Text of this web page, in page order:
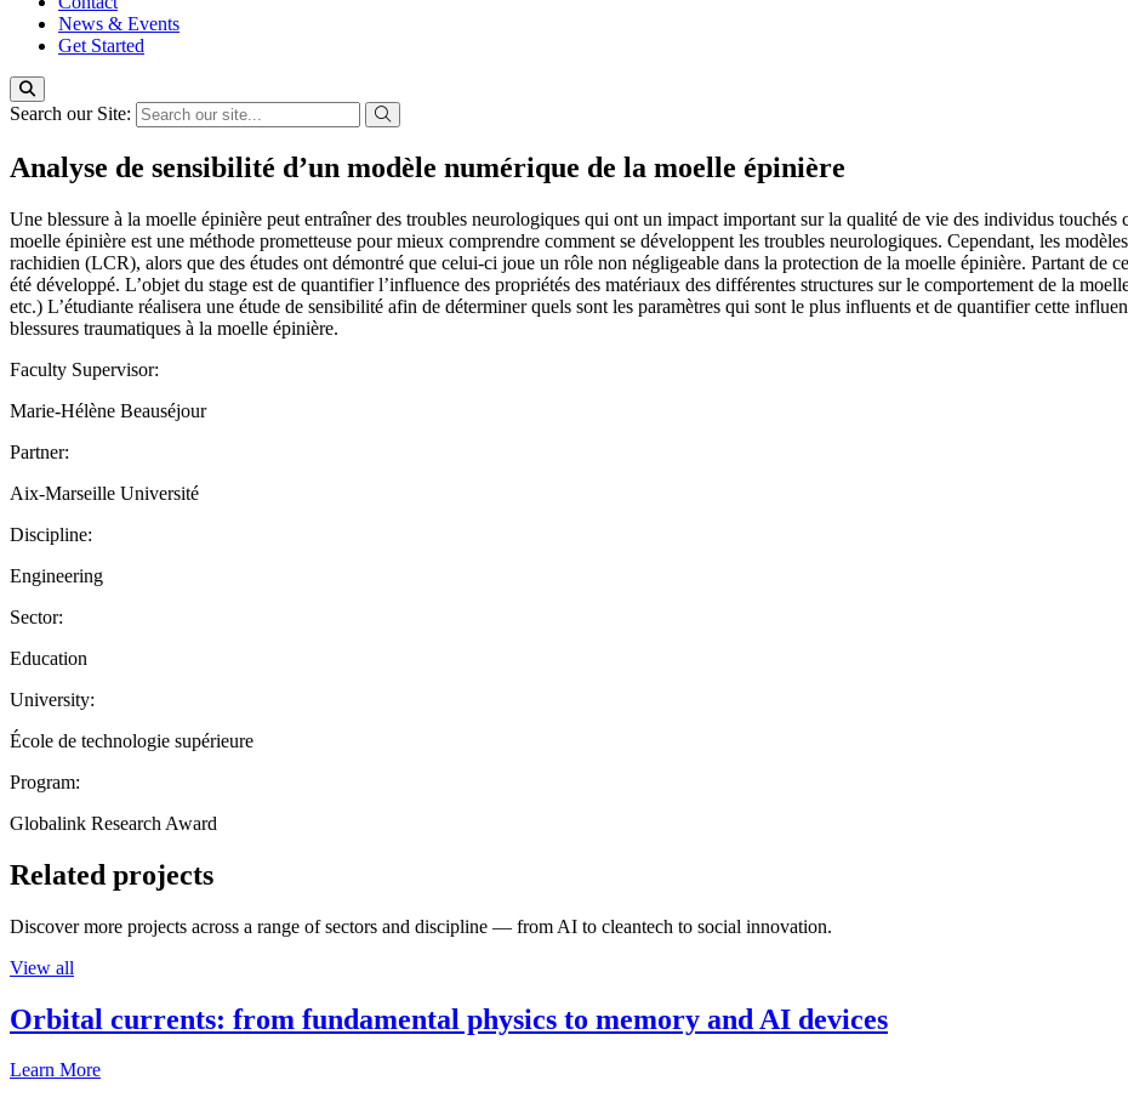
News & Events
Get Started
Search our Site:
Analyse de sensibilité d’un modèle numérique de la moelle épinière
Une blessure à la moelle épinière peut entraîner des troubles neurologiques qui ont un impact important sur la qualité de vie des individus
moelle épinière est une méthode prometteuse pour mieux comprendre comment se développent les troubles neurologiques. Cependant, les
rachidien (LCR), alors que des études ont démontré que celui-ci joue un rôle non négligeable dans la protection de la moelle épinière. Partant de
été développé. L’objet du stage est de quantifier l’influence des propriétés des matériaux des différentes structures sur le comportement de la
etc.) L’étudiante réalisera une étude de sensibilité afin de déterminer quels sont les paramètres qui sont le plus influents et de quantifier cette
blessures traumatiques à la moelle épinière.
Faculty Supervisor:
Marie-Hélène Beauséjour
Partner:
Aix-Marseille Université
Discipline:
Engineering
Sector:
Education
University:
École de technologie supérieure
Program:
Globalink Research Award
Related projects
Discover more projects across a range of sectors and discipline — from AI to cleantech to social innovation.
View all
Orbital currents: from fundamental physics to memory and AI devices
Learn More